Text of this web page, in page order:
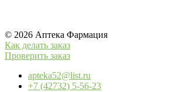
© 2026 Аптека Фармация
Как делать заказ
Проверить заказ
apteka52@list.ru
+7 (42732) 5-56-23